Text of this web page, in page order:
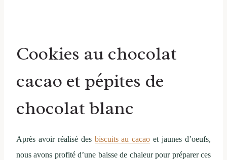
Cookies au chocolat
cacao et pépites de
chocolat blanc
Après avoir réalisé des biscuits au cacao et jaunes d’oeufs,
nous avons profité d’une baisse de chaleur pour préparer ces